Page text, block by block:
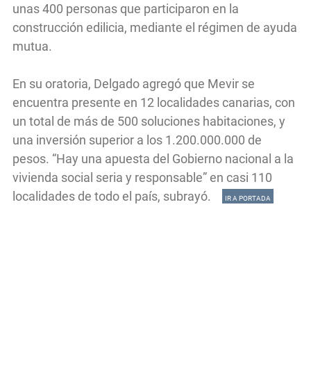
unas 400 personas que participaron en la
construcción edilicia, mediante el régimen de ayuda
mutua.
En su oratoria, Delgado agregó que Mevir se
encuentra presente en 12 localidades canarias, con
un total de más de 500 soluciones habitaciones, y
una inversión superior a los 1.200.000.000 de
pesos. “Hay una apuesta del Gobierno nacional a la
vivienda social seria y responsable” en casi 110
localidades de todo el país, subrayó.
IR A PORTADA